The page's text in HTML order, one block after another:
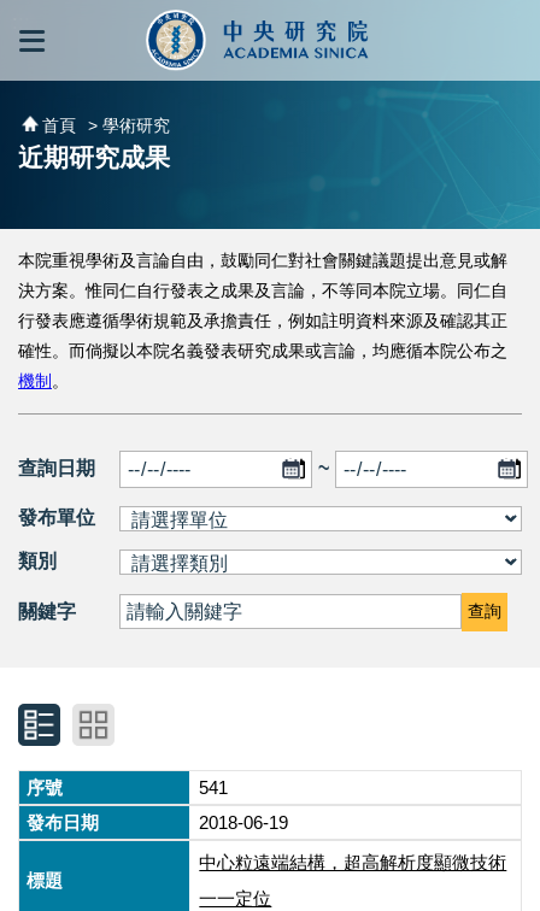
跳到主要內容區塊
首頁 > 學術研究
近期研究成果
本院重視學術及言論自由，鼓勵同仁對社會關鍵議題提出意見或解
決方案。惟同仁自行發表之成果及言論，不等同本院立場。同仁自
行發表應遵循學術規範及承擔責任，例如註明資料來源及確認其正
確性。而倘擬以本院名義發表研究成果或言論，均應循本院公布之
機制 。
查詢日期 ~
發布單位
類別
關鍵字 查詢
541
2018-06-19
中心粒遠端結構，超高解析度顯微技術
一一定位